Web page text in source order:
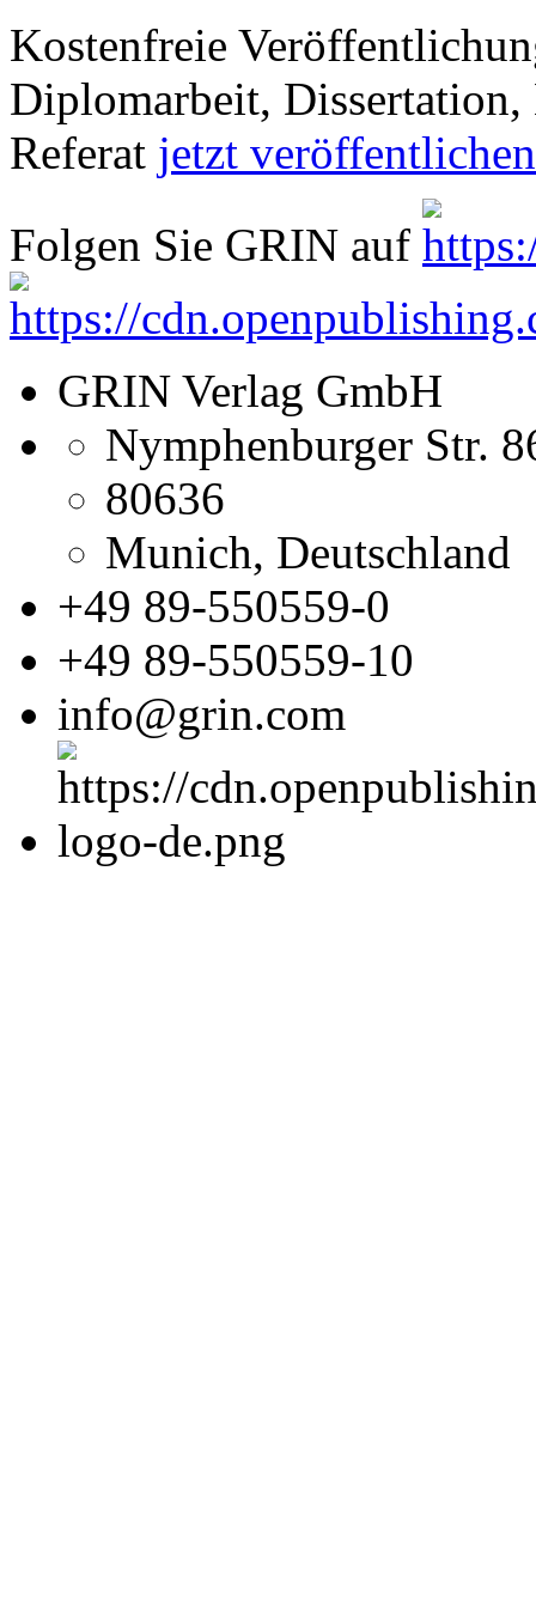
Kostenfreie
Diplomarbeit,
Referat jetzt
Folgen Sie GRIN auf
GRIN Verlag GmbH
Nymphenburger Str.
80636
Munich, Deutschland
+49 89-550559-0
+49 89-550559-10
info@grin.com